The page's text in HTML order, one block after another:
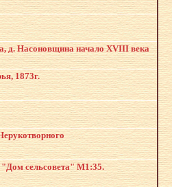
д. Насоновщина начало XVIII века
1873г.
"Дом сельсовета" М1:35.